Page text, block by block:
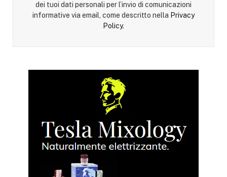
dei tuoi dati personali per l’invio di comunicazioni
informative via email, come descritto nella Privacy
Policy.